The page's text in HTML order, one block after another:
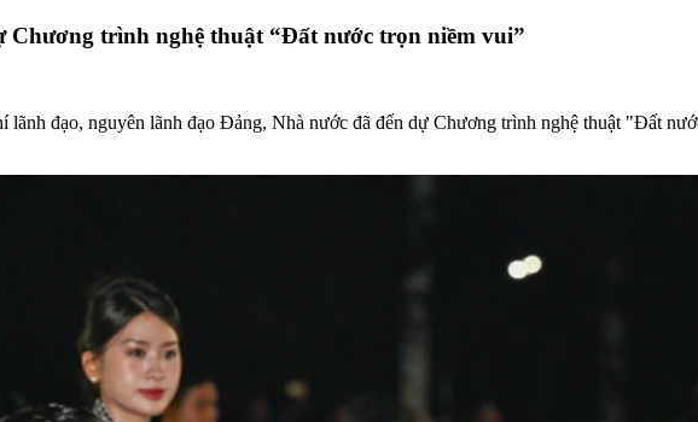
Chương trình nghệ thuật “Đất nước trọn niềm vui”
lãnh đạo, nguyên lãnh đạo Đảng, Nhà nước đã đến dự Chương trình nghệ thuật "Đất